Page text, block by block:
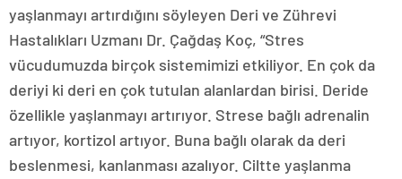
yaşlanmayı artırdığını söyleyen Deri ve Zührevi
Hastalıkları Uzmanı Dr. Çağdaş Koç, “Stres
vücudumuzda birçok sistemimizi etkiliyor. En çok da
deriyi ki deri en çok tutulan alanlardan birisi. Deride
özellikle yaşlanmayı artırıyor. Strese bağlı adrenalin
artıyor, kortizol artıyor. Buna bağlı olarak da deri
beslenmesi, kanlanması azalıyor. Ciltte yaşlanma